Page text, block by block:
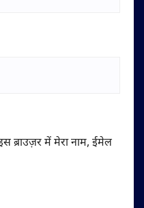
ब्राउज़र में मेरा नाम, ईमेल